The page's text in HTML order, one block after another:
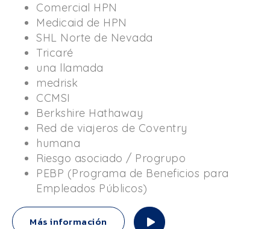
Comercial HPN
Medicaid de HPN
SHL Norte de Nevada
Tricaré
una llamada
medrisk
CCMSI
Berkshire Hathaway
Red de viajeros de Coventry
humana
Riesgo asociado / Progrupo
PEBP (Programa de Beneficios para
Empleados Públicos)
Más información